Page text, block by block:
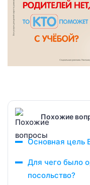
Похожие
Основная цель
Для чего было
посольство?